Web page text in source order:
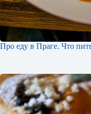
Про еду в Праге. Что